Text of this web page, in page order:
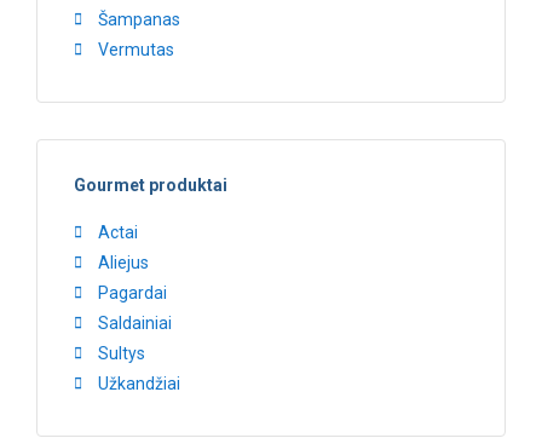
Šampanas
Vermutas
Gourmet produktai
Actai
Aliejus
Pagardai
Saldainiai
Sultys
Užkandžiai